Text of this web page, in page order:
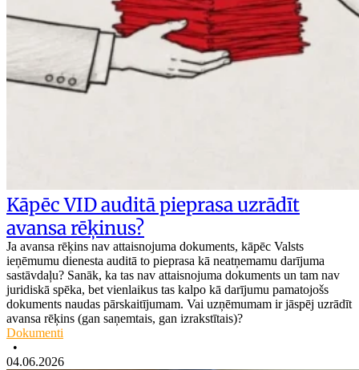
Kāpēc VID auditā pieprasa uzrādīt
avansa rēķinus?
Ja avansa rēķins nav attaisnojuma dokuments, kāpēc Valsts
ieņēmumu dienesta auditā to pieprasa kā neatņemamu darījuma
sastāvdaļu? Sanāk, ka tas nav attaisnojuma dokuments un tam nav
juridiskā spēka, bet vienlaikus tas kalpo kā darījumu pamatojošs
dokuments naudas pārskaitījumam. Vai uzņēmumam ir jāspēj uzrādīt
avansa rēķins (gan saņemtais, gan izrakstītais)?
Dokumenti
•
04.06.2026